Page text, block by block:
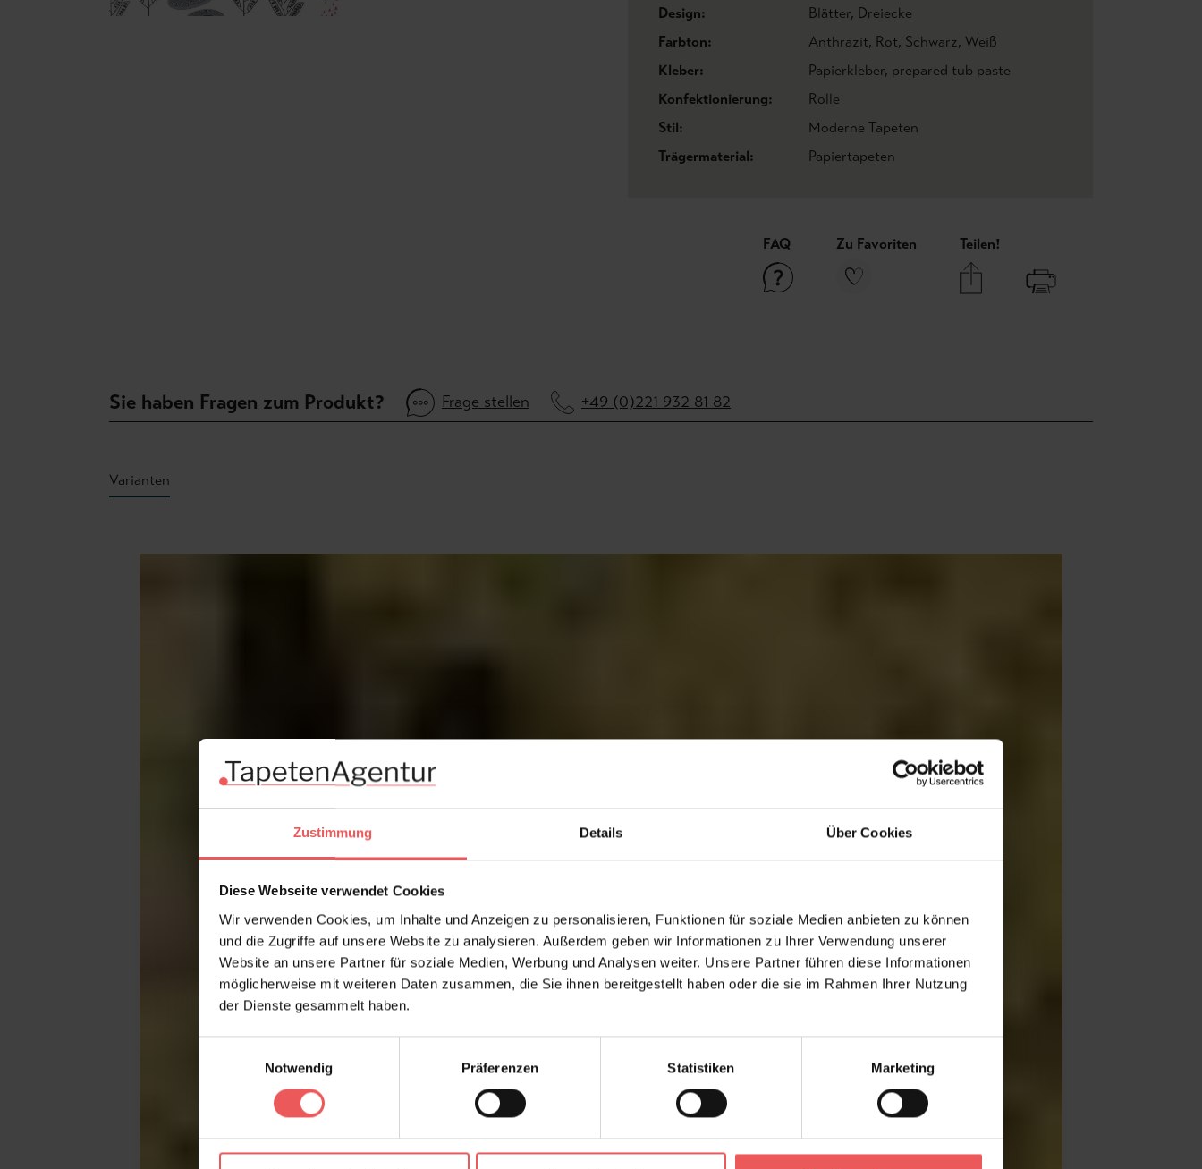
Zustimmung Details Über Cookies
Diese Webseite verwendet Cookies
Wir verwenden Cookies, um Inhalte und Anzeigen zu personalisieren, Funktionen für soziale Medien anbieten zu können
und die Zugriffe auf unsere Website zu analysieren. Außerdem geben wir Informationen zu Ihrer Verwendung unserer
Website an unsere Partner für soziale Medien, Werbung und Analysen weiter. Unsere Partner führen diese Informationen
möglicherweise mit weiteren Daten zusammen, die Sie ihnen bereitgestellt haben oder die sie im Rahmen Ihrer Nutzung
der Dienste gesammelt haben.
Notwendig
Präferenzen Statistiken Marketing
Design:
Blätter, Dreiecke
Farbton:
Anthrazit, Rot, Schwarz, Weiß
Kleber:
Papierkleber, prepared tub paste
Konfektionierung:
Rolle
Stil:
Moderne Tapeten
Trägermaterial:
Papiertapeten
FAQ Zu Favoriten Teilen!
Sie haben Fragen zum Produkt? Frage stellen +49 (0)221 932 81 82
Varianten